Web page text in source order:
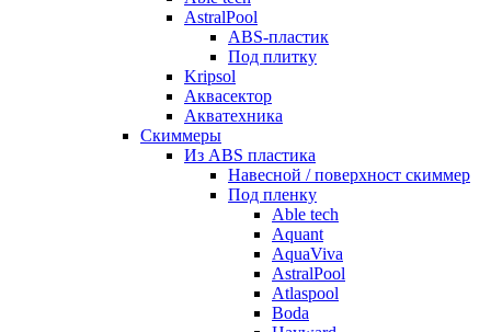
AstralPool
ABS-пластик
Под плитку
Kripsol
Аквасектор
Акватехника
Скиммеры
Из ABS пластика
Навесной / поверхност скиммер
Под пленку
Able tech
Aquant
AquaViva
AstralPool
Atlaspool
Boda